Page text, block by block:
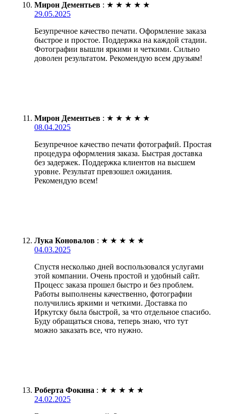
Мирон Дементьев : ★ ★ ★ ★ ★
29.05.2025
Безупречное качество печати. Оформление заказа
быстрое и простое. Поддержка на каждой стадии.
Фотографии вышли яркими и четкими. Сильно
доволен результатом. Рекомендую всем друзьям!
Мирон Дементьев : ★ ★ ★ ★ ★
08.04.2025
Безупречное качество печати фотографий. Простая
процедура оформления заказа. Быстрая доставка
без задержек. Поддержка клиентов на высшем
уровне. Результат превзошел ожидания.
Рекомендую всем!
Лука Коновалов : ★ ★ ★ ★ ★
04.03.2025
Спустя несколько дней воспользовался услугами
этой компании. Очень простой и удобный сайт.
Процесс заказа прошел быстро и без проблем.
Работы выполнены качественно, фотографии
получились яркими и четкими. Доставка по
Иркутску была быстрой, за что отдельное спасибо.
Буду обращаться снова, теперь знаю, что тут
можно заказать все, что нужно.
Роберта Фокина : ★ ★ ★ ★ ★
24.02.2025